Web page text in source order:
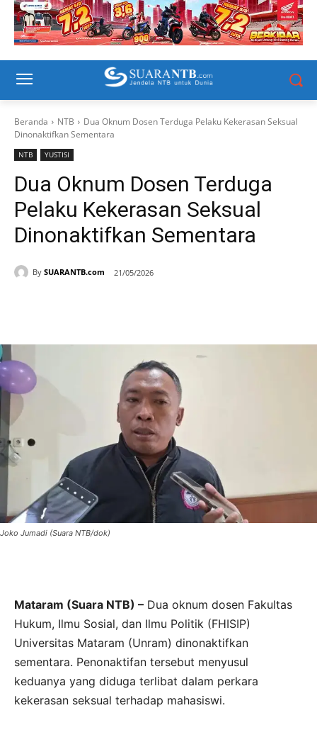
Beranda NTB
Dua Oknum Dosen Terduga Pelaku Kekerasan Seksual
Dinonaktifkan Sementara
NTB YUSTISI
Dua Oknum Dosen Terduga
Pelaku Kekerasan Seksual
Dinonaktifkan Sementara
By SUARANTB.com 21/05/2026
Joko Jumadi (Suara NTB/dok)
Mataram (Suara NTB) – Dua oknum dosen Fakultas
Hukum, Ilmu Sosial, dan Ilmu Politik (FHISIP)
Universitas Mataram (Unram) dinonaktifkan
sementara. Penonaktifan tersebut menyusul
keduanya yang diduga terlibat dalam perkara
kekerasan seksual terhadap mahasiswi.